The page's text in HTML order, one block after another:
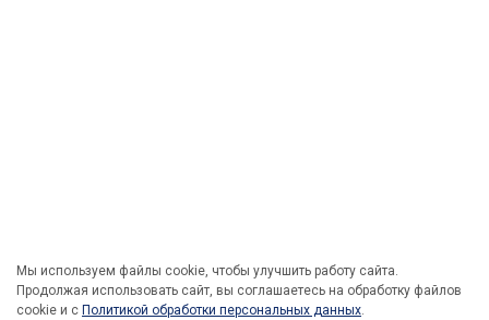
Мы используем файлы cookie, чтобы улучшить работу сайта.
Продолжая использовать сайт, вы соглашаетесь на обработку файлов
cookie и c Политикой обработки персональных данных.